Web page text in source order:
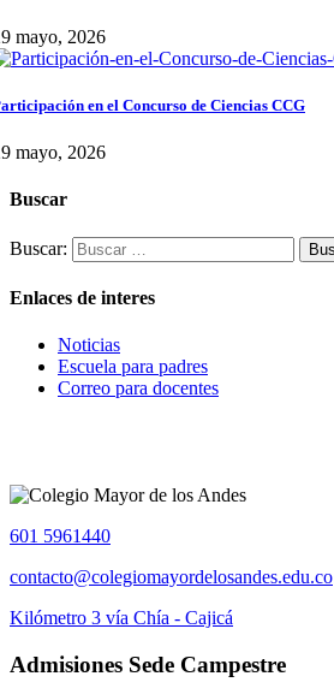
mayo, 2026
en el Concurso de Ciencias CCG
mayo, 2026
Buscar
Buscar:
Enlaces de interes
Noticias
Escuela para padres
Correo para docentes
601 5961440
contacto@colegiomayordelosandes.edu.co
Kilómetro 3 vía Chía - Cajicá
Admisiones Sede Campestre